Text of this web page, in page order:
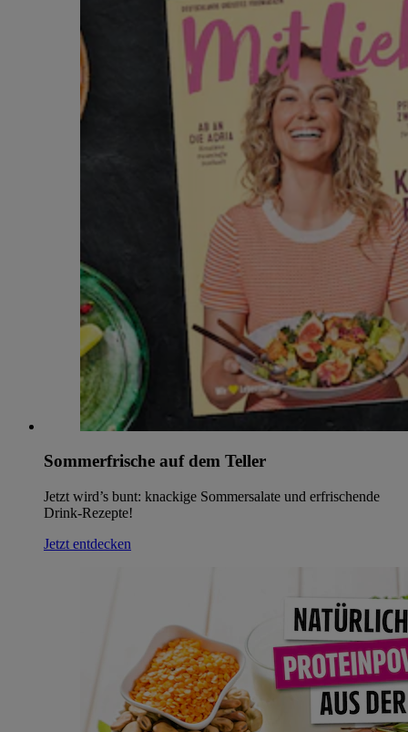
Sommerfrische auf dem Teller
Jetzt wird’s bunt: knackige Sommersalate und erfrischende
Drink-Rezepte!
Jetzt entdecken